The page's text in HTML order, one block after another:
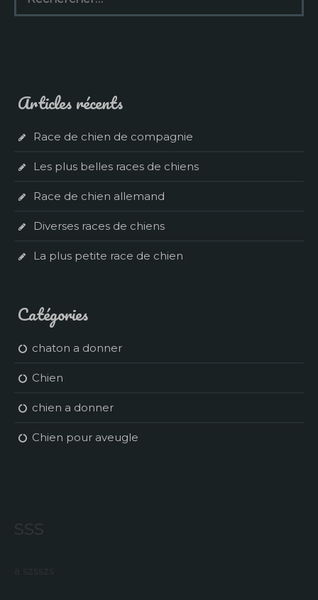
Articles récents
Race de chien de compagnie
Les plus belles races de chiens
Race de chien allemand
Diverses races de chiens
La plus petite race de chien
Catégories
chaton a donner
Chien
chien a donner
Chien pour aveugle
sss
a szsszs